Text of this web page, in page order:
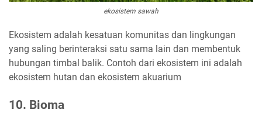
ekosistem sawah
Ekosistem adalah kesatuan komunitas dan lingkungan
yang saling berinteraksi satu sama lain dan membentuk
hubungan timbal balik. Contoh dari ekosistem ini adalah
ekosistem hutan dan ekosistem akuarium
10. Bioma